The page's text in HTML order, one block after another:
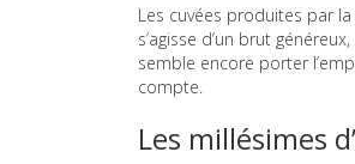
Les cuvées produites par
s’agisse d’un brut
semble encore porter
compte.
Les millésimes